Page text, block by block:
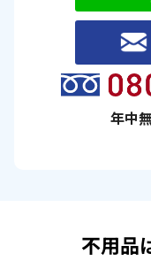
年中
不用品